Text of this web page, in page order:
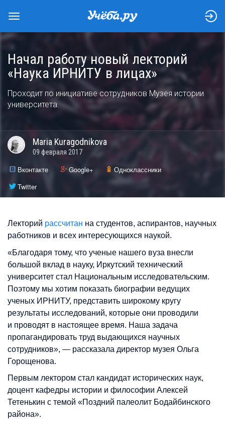
Начал работу новый лекторий
«Наука ИРНИТУ в лицах»
Проходит по инициативе сотрудников Музея истории
университета.
Maria Kuragodnikova
09 февраля 2017
Вконтакте Google+
Одноклассники
Twitter
Лекторий рассчитан на студентов, аспирантов, научных
работников и всех интересующихся наукой.
«Благодаря тому, что ученые нашего вуза внесли
большой вклад в науку, Иркутский технический
университет стал Национальным исследовательским.
Поэтому мы хотим показать биографии ведущих
ученых ИРНИТУ, представить широкому кругу
результаты исследований, которые они проводили
и проводят в настоящее время. Наша задача
пропагандировать труд выдающихся научных
сотрудников», — рассказала директор музея Ольга
Горощенова.
Первым лектором стал кандидат исторических наук,
доцент кафедры истории и философии Алексей
Тетенькин с темой «Поздний палеолит Бодайбинского
района».